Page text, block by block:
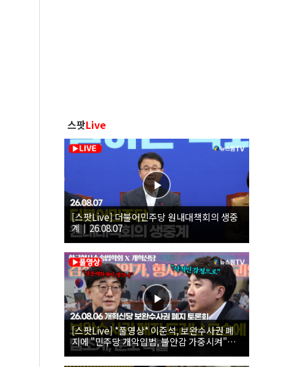
스팟Live
[스팟Live] 더불어민주당 원내대책회의 생중
계｜26.08.07
[스팟Live] *풀영상* 이준석, 보완수사권 폐
지에 "민주당 개악입법, 불안감 가중시켜"｜
26.08.06 개혁신당 보완수사권 폐지 토론회